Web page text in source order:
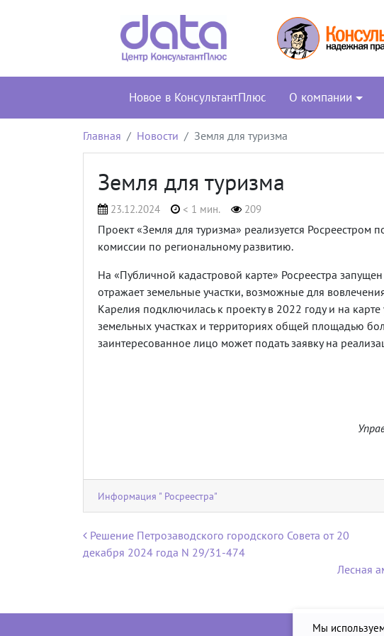
Новое в КонсультантПлюс О компании
Главная Новости Земля для туризма
Земля для туризма
23.12.2024 < 1 мин. 209
Проект «Земля для туризма» реализуется Росреестром
комиссии по региональному развитию.
На «Публичной кадастровой карте» Росреестра
отражает земельные участки, возможные для
Карелия подключилась к проекту в 2022 году и на
земельных участках и территориях общей площадью
заинтересованное лицо может подать заявку на
Информация " Росреестра"
Навигация по записям
Решение Петрозаводского городского Совета от 20
декабря 2024 года N 29/31-474
Лесная
Мы